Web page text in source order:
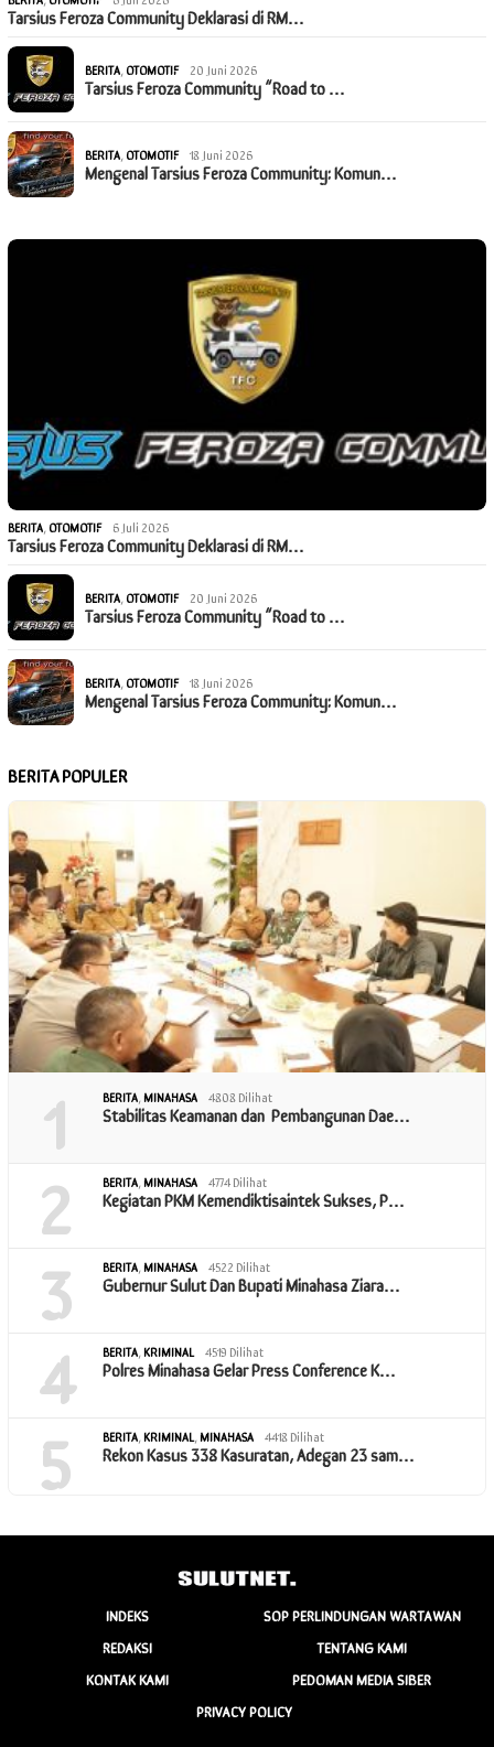
Tarsius Feroza Community Deklarasi di RM…
BERITA,OTOMOTIF 20 Juni 2026
Tarsius Feroza Community “Road to …
BERITA,OTOMOTIF 18 Juni 2026
Mengenal Tarsius Feroza Community: Komun…
BERITA,OTOMOTIF 6 Juli 2026
Tarsius Feroza Community Deklarasi di RM…
BERITA,OTOMOTIF 20 Juni 2026
Tarsius Feroza Community “Road to …
BERITA,OTOMOTIF 18 Juni 2026
Mengenal Tarsius Feroza Community: Komun…
BERITA POPULER
1 BERITA,MINAHASA 4808 Dilihat
Stabilitas Keamanan dan Pembangunan Dae…
2 BERITA,MINAHASA 4774 Dilihat
Kegiatan PKM Kemendiktisaintek Sukses, P…
3 BERITA,MINAHASA 4522 Dilihat
Gubernur Sulut Dan Bupati Minahasa Ziara…
4 BERITA,KRIMINAL 4519 Dilihat
Polres Minahasa Gelar Press Conference K…
5 BERITA,KRIMINAL,MINAHASA 4418 Dilihat
Rekon Kasus 338 Kasuratan, Adegan 23 sam…
INDEKS
SOP PERLINDUNGAN WARTAWAN
REDAKSI
TENTANG KAMI
KONTAK KAMI
PEDOMAN MEDIA SIBER
PRIVACY POLICY